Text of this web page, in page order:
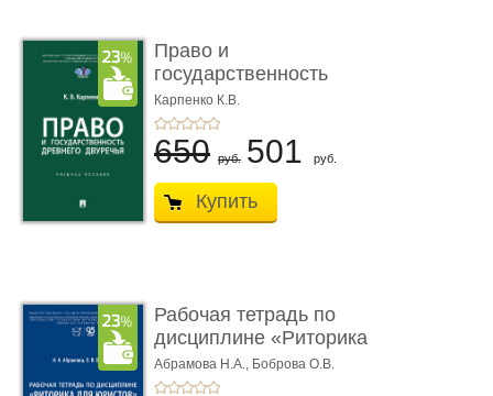
Право и
государственность
Древнего Двуречья. �
...
Карпенко К.В.
650 руб. 501 руб.
Купить
Рабочая тетрадь по
дисциплине «Риторика
для ю� ...
Абрамова Н.А., Боброва О.В.